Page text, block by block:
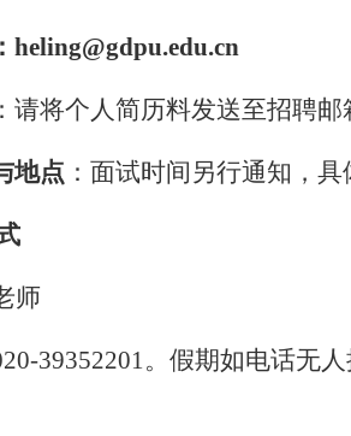
heling@gdpu.edu.cn
：请将个人简历料发送至招聘
地点 ：面试时间另行通知，
师
39352201。假期如电话无